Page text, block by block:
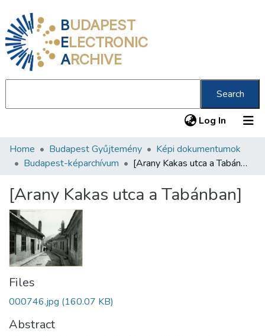
BUDAPEST
ELECTRONIC
ARCHIVE
Search
Log In (current)
Communities & Collections
Statistics
About us
Home Budapest Gyűjtemény
Képi dokumentumok
Budapest-képarchívum
[Arany Kakas utca a Tabánban]
[Arany Kakas utca a Tabánban]
Files
000746.jpg (160.07 KB)
Abstract